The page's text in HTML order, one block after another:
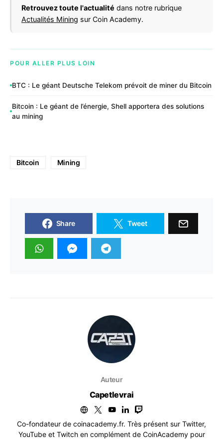
Retrouvez toute l'actualité dans notre rubrique
Actualités Mining sur Coin Academy.
POUR ALLER PLUS LOIN
BTC : Le géant Deutsche Telekom prévoit de miner du Bitcoin
Bitcoin : Le géant de l’énergie, Shell apportera des solutions
au mining
Bitcoin Mining
Share Tweet
Auteur
Capetlevrai
Co-fondateur de coinacademy.fr. Très présent sur Twitter,
YouTube et Twitch en complément de CoinAcademy pour